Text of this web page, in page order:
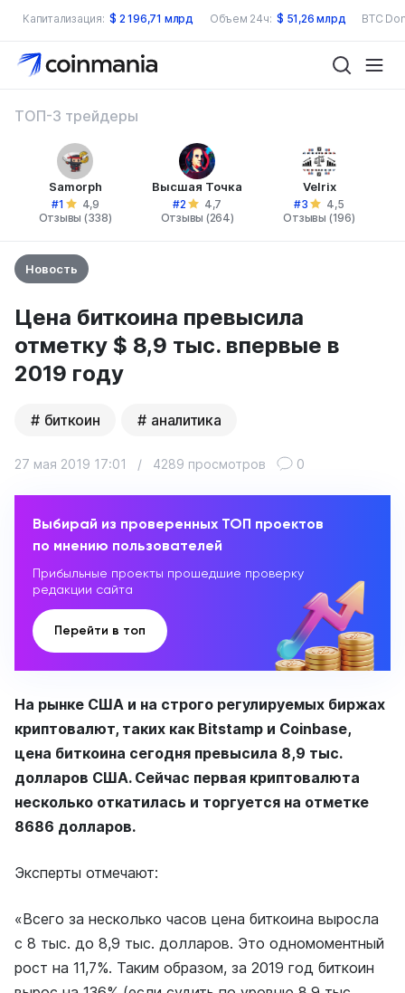
Капитализация: $ 2 196,71 млрд Объем 24ч: $ 51,26 млрд BTC
ТОП-3 трейдеры
Samorph
#1
4,9
Отзывы (338)
Высшая Точка
#2
4,7
Отзывы (264)
Velrix
#3
4,5
Отзывы (196)
Новость
Цена биткоина превысила
отметку $ 8,9 тыс. впервые в
2019 году
биткоин аналитика
27 мая 2019 17:01 / 4289 просмотров 0
Выбирай из проверенных ТОП проектов
по мнению пользователей
Прибыльные проекты прошедшие проверку
редакции сайта
Перейти в топ
На рынке США и на строго регулируемых биржах
криптовалют, таких как Bitstamp и Coinbase,
цена биткоина сегодня превысила 8,9 тыс.
долларов США. Сейчас первая криптовалюта
несколько откатилась и торгуется на отметке
8686 долларов.
Эксперты отмечают:
«Всего за несколько часов цена биткоина выросла
с 8 тыс. до 8,9 тыс. долларов. Это одномоментный
рост на 11,7%. Таким образом, за 2019 год биткоин